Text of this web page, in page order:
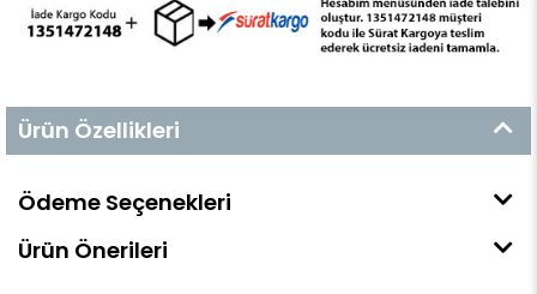
Ürün Özellikleri
Ödeme Seçenekleri
Ürün Önerileri